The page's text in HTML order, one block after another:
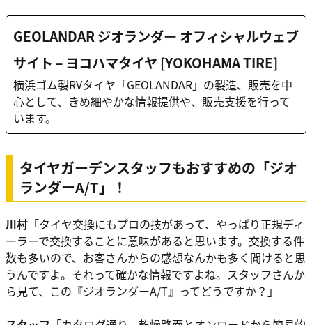
GEOLANDAR ジオランダー オフィシャルウェブ
サイト – ヨコハマタイヤ [YOKOHAMA TIRE]
横浜ゴム製RVタイヤ「GEOLANDAR」の製造、販売を中
心として、きめ細やかな情報提供や、販売支援を行って
います。
タイヤガーデンスタッフもおすすめの「ジオ
ランダーA/T」！
川村 「タイヤ交換にもプロの技があって、やっぱり正規ディ
ーラーで交換することに意味があると思います。交換する件
数も多いので、お客さんからの感想なんかも多く聞けると思
うんですよ。それって確かな情報ですよね。スタッフさんか
ら見て、この『ジオランダーA/T』ってどうですか？」